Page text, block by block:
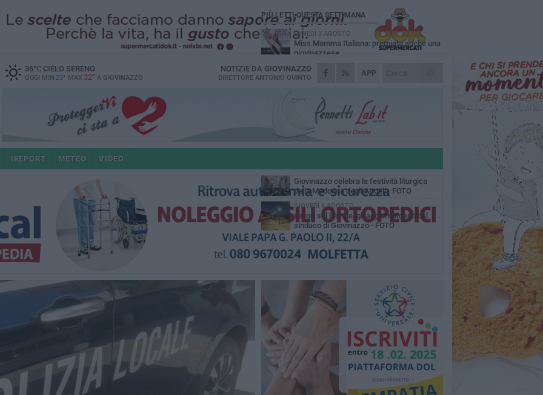
36°CCIELO SERENO
OGGI MIN 23° MAX 32° A GIOVINAZZO
APP
NOTIZIE DA GIOVINAZZO
DIRETTORE ANTONIO QUINTO
IREPORT METEO VIDEO
PIÙ LETTI QUESTA SETTIMANA
LUNEDÌ 3 AGOSTO
Miss Mamma Italiana: premiata anche una
giovinazzese
MARTEDÌ 4 AGOSTO
Liquidi oleosi sul litorale di Giovinazzo,
MERCOLEDÌ 5 AGOSTO
Problemi raccolta plastica in Puglia:
l'assessora Ciliento prova a spegnere le
LUNEDÌ 3 AGOSTO
«Giovinazzo, a che punto siamo?»:
MARTEDÌ 4 AGOSTO
Giovinazzo celebra la festività liturgica
della Madonna degli Angeli - FOTO
GIOVEDÌ 6 AGOSTO
Lavori sul litorale, gli aggiornamenti del
sindaco di Giovinazzo - FOTO